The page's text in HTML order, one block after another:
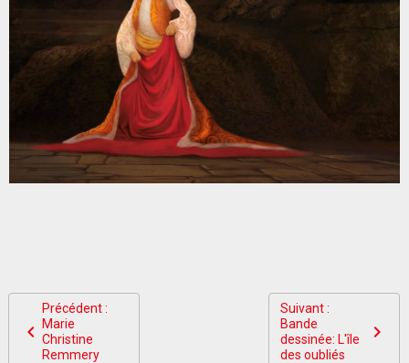
Précédent :
Marie
Christine
Remmery
Suivant :
Bande
dessinée: L'île
des oubliés